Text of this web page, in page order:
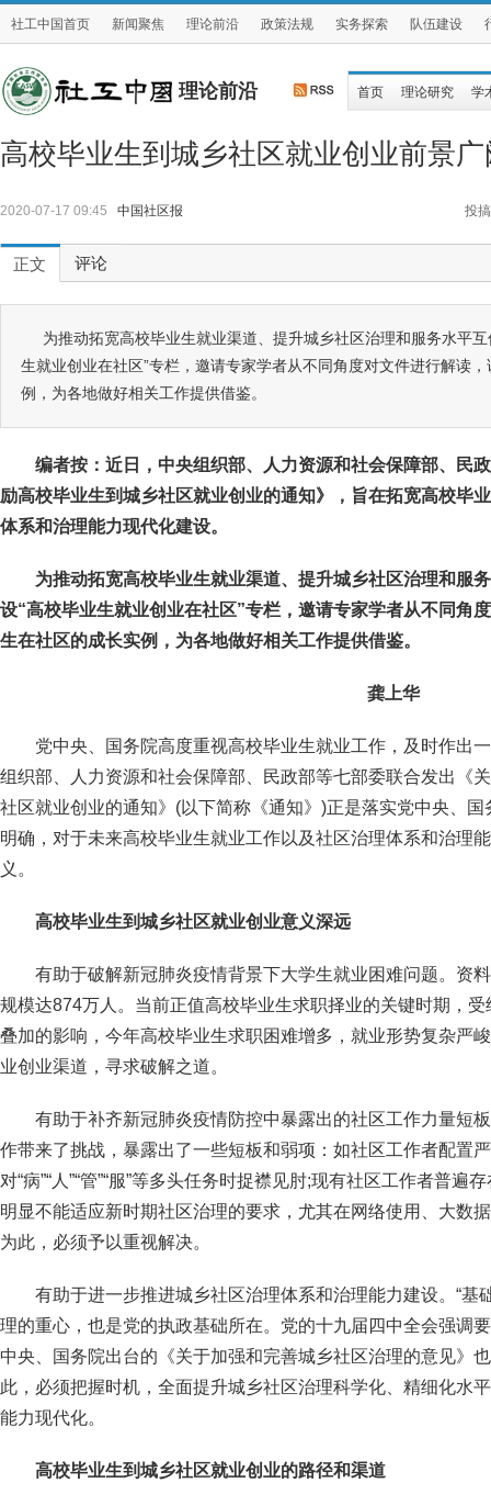
社工中国首页 新闻聚焦 理论前沿 政策法规 实务探索 队伍建设
理论前沿 首页 理论研究 学
高校毕业生到城乡社区就业创业前景广
2020-07-17 09:45 中国社区报 投搞
正文 评论
为推动拓宽高校毕业生就业渠道、提升城乡社区治理和服务水平
生就业创业在社区”专栏，邀请专家学者从不同角度对文件进行解读
例，为各地做好相关工作提供借鉴。
编者按：近日，中央组织部、人力资源和社会保障部、民
励高校毕业生到城乡社区就业创业的通知》，旨在拓宽高校毕
体系和治理能力现代化建设。
为推动拓宽高校毕业生就业渠道、提升城乡社区治理和服
设“高校毕业生就业创业在社区”专栏，邀请专家学者从不同角
生在社区的成长实例，为各地做好相关工作提供借鉴。
龚上华
党中央、国务院高度重视高校毕业生就业工作，及时作出
组织部、人力资源和社会保障部、民政部等七部委联合发出《
社区就业创业的通知》(以下简称《通知》)正是落实党中央、
明确，对于未来高校毕业生就业工作以及社区治理体系和治理
义。
高校毕业生到城乡社区就业创业意义深远
有助于破解新冠肺炎疫情背景下大学生就业困难问题。资
规模达874万人。当前正值高校毕业生求职择业的关键时期，
叠加的影响，今年高校毕业生求职困难增多，就业形势复杂严
业创业渠道，寻求破解之道。
有助于补齐新冠肺炎疫情防控中暴露出的社区工作力量短
作带来了挑战，暴露出了一些短板和弱项：如社区工作者配置
对“病”“人”“管”“服”等多头任务时捉襟见肘;现有社区工作者普
明显不能适应新时期社区治理的要求，尤其在网络使用、大数
为此，必须予以重视解决。
有助于进一步推进城乡社区治理体系和治理能力建设。“基
理的重心，也是党的执政基础所在。党的十九届四中全会强调
中央、国务院出台的《关于加强和完善城乡社区治理的意见》
此，必须把握时机，全面提升城乡社区治理科学化、精细化水
能力现代化。
高校毕业生到城乡社区就业创业的路径和渠道